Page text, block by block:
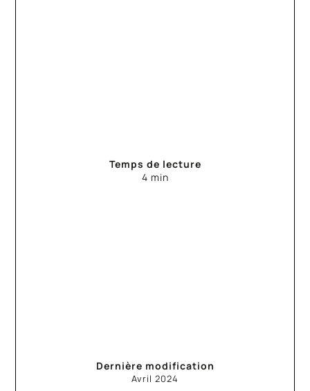
Temps de lecture
4 min
Dernière modification
Avril 2024